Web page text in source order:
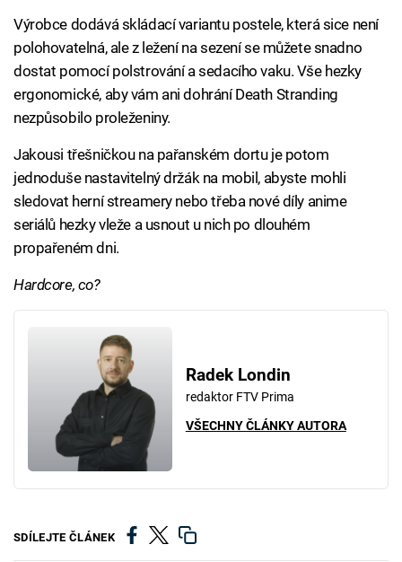
Výrobce dodává skládací variantu postele, která sice není
polohovatelná, ale z ležení na sezení se můžete snadno
dostat pomocí polstrování a sedacího vaku. Vše hezky
ergonomické, aby vám ani dohrání Death Stranding
nezpůsobilo proleženiny.
Jakousi třešničkou na pařanském dortu je potom
jednoduše nastavitelný držák na mobil, abyste mohli
sledovat herní streamery nebo třeba nové díly anime
seriálů hezky vleže a usnout u nich po dlouhém
propařeném dni.
Hardcore, co?
Radek Londin
redaktor FTV Prima
VŠECHNY ČLÁNKY AUTORA
SDÍLEJTE ČLÁNEK